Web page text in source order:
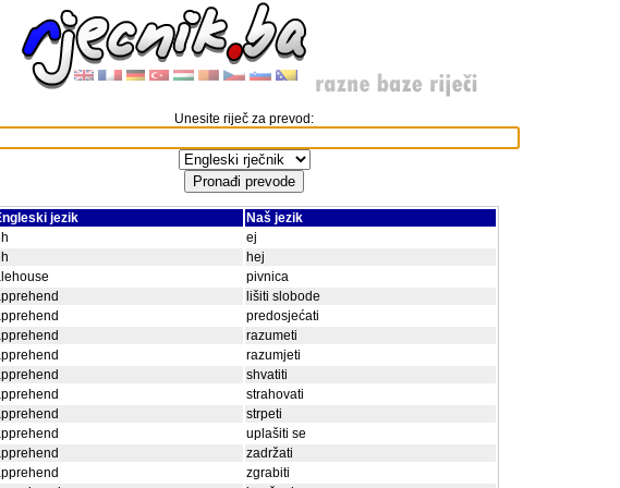
Unesite riječ za prevod:
jezik
Naš jezik
ej
hej
pivnica
lišiti slobode
predosjećati
razumeti
razumjeti
shvatiti
strahovati
strpeti
uplašiti se
zadržati
zgrabiti